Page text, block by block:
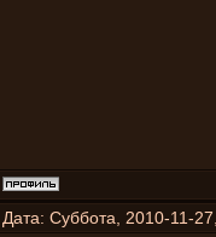
Дата: Суббота, 2010-11-